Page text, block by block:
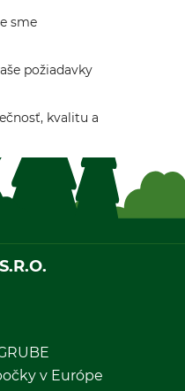
sme
požiadavky
kvalitu a
v Európe